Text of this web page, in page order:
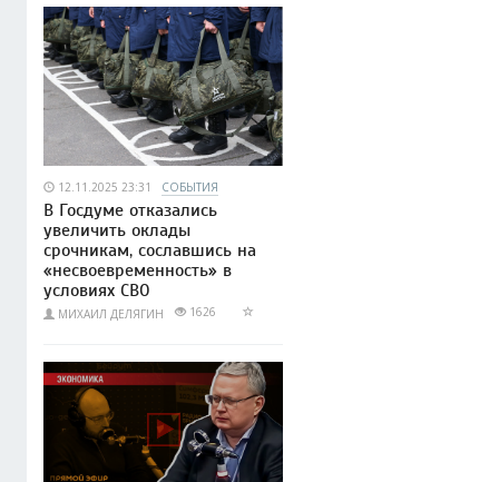
12.11.2025 23:31 СОБЫТИЯ
В Госдуме отказались
увеличить оклады
срочникам, сославшись на
«несвоевременность» в
условиях СВО
МИХАИЛ ДЕЛЯГИН 1626